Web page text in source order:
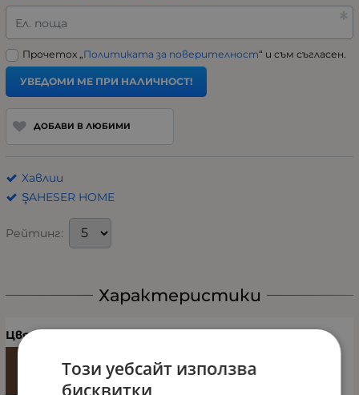
Ел. поща
Прочетох „Политиката за поверителност“ и съм съгласен.
УВЕДОМИ МЕ ПРИ НАЛИЧНОСТ!
ДОБАВИ В ЛЮБИМИ
Хавлии
ŞAHESER HOME
Рейтинг:
Характеристики
Цвят
Този уебсайт използва
бисквитки